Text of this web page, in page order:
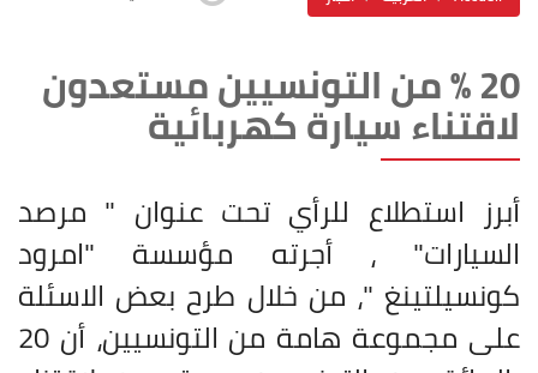
20 % من التونسيين مستعدون
لاقتناء سيارة كهربائية
أبرز استطلاع للرأي تحت عنوان " مرصد
السيارات" ، أجرته مؤسسة "امرود
كونسيلتينغ "، من خلال طرح بعض الاسئلة
على مجموعة هامة من التونسيين، أن 20